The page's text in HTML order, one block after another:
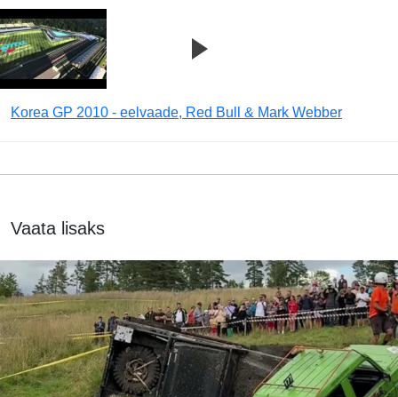
Korea GP 2010 - eelvaade, Red Bull & Mark Webber
Vaata lisaks